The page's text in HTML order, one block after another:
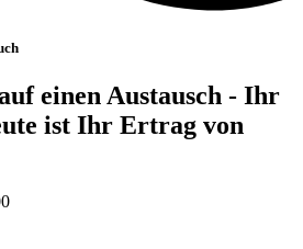
einen Austausch - Ihr
ist Ihr Ertrag von